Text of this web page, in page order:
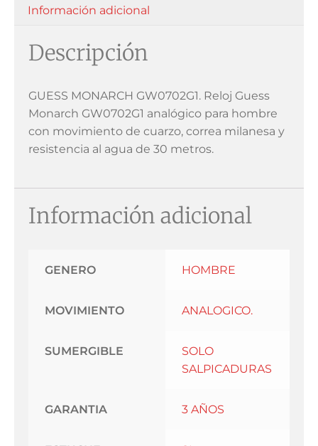
Información adicional
Descripción
GUESS MONARCH GW0702G1. Reloj Guess
Monarch GW0702G1 analógico para hombre
con movimiento de cuarzo, correa milanesa y
resistencia al agua de 30 metros.
Información adicional
GENERO HOMBRE
MOVIMIENTO ANALOGICO.
SUMERGIBLE
SOLO
SALPICADURAS
GARANTIA 3 AÑOS